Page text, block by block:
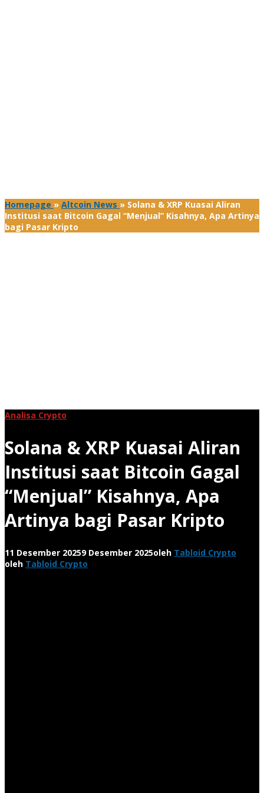
Homepage » Altcoin News » Solana & XRP Kuasai Aliran
Institusi saat Bitcoin Gagal “Menjual” Kisahnya, Apa Artinya
bagi Pasar Kripto
Analisa Crypto
Solana & XRP Kuasai Aliran
Institusi saat Bitcoin Gagal
“Menjual” Kisahnya, Apa
Artinya bagi Pasar Kripto
11 Desember 20259 Desember 2025oleh Tabloid Crypto
oleh Tabloid Crypto